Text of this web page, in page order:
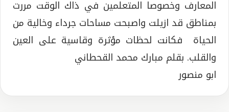
المعارف وخصوصا المتعلمين في ذاك الوقت مررت
بمناطق قد ازيلت واصبحت مساحات جرداء وخالية من
الحياة فكانت لحظات مؤثرة وقاسية على العين
والقلب. بقلم مبارك محمد القحطاني
ابو منصور